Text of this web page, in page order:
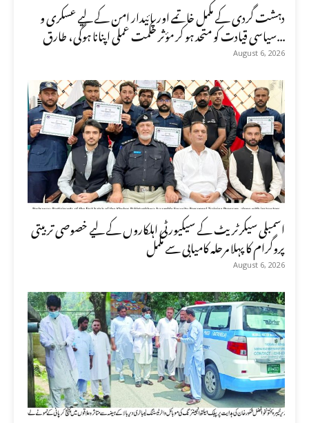
دہشت گردی کے مکمل خاتمے اور پائیدار امن کے لیے عسکری و
سیاسی قیادت کو متحد ہو کر مؤثر حکمت عملی اپنانا ہوگی، طارق...
August 6, 2026
اسمبلی سیکرٹریٹ کے سیکیورٹی اہلکاروں کے لیے خصوصی تربیتی
پروگرام کا پہلا مرحلہ کامیابی سے مکمل
August 6, 2026